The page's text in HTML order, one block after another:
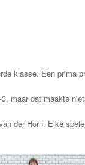
klasse. Een prima
maar dat maakte
der Horn. Elke